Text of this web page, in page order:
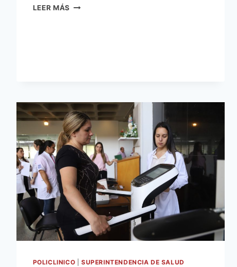
LEER MÁS
ATENCIÓN
GRATUITA
PARA
LA
CIUDADANÍA
POLICLINICO SUPERINTENDENCIA DE SALUD